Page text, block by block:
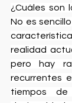
¿Cuáles son
No es
realidad
pero hay
recurrentes
tiempos de